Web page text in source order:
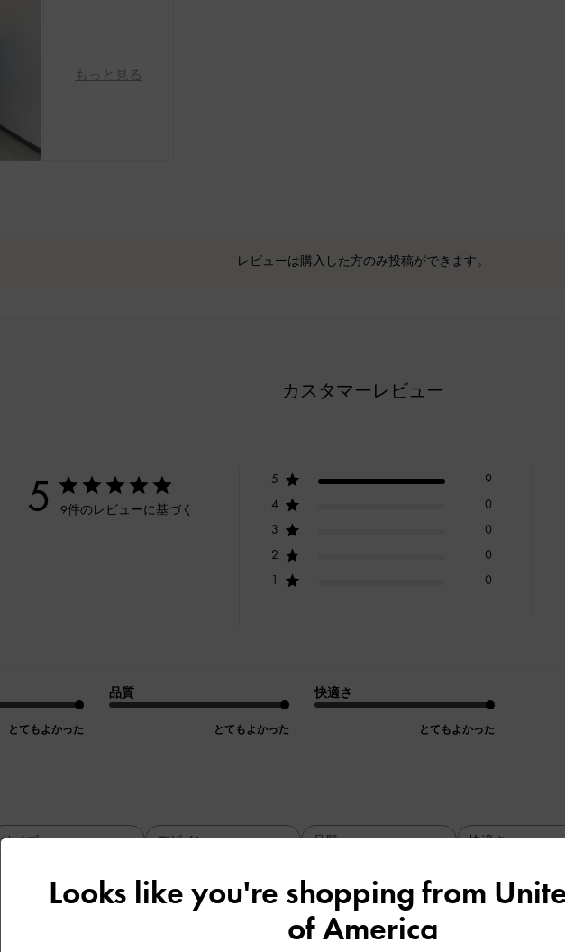
もっと見る
レビューは購入した方のみ投稿ができます。
カスタマーレビュー
5 9件のレビューに基づく
5
9
4
0
3
0
2
0
1
0
とてもよかった
品質
とてもよかった
快適さ
とてもよかった
サイズ デザイン 品質 快適さ
Looks like you're shopping from
of America